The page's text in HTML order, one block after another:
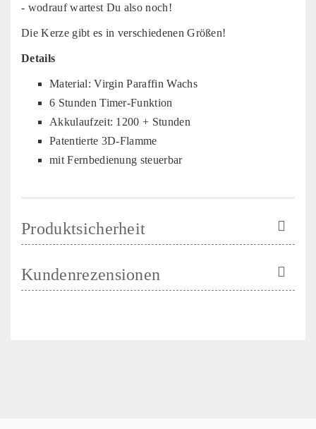
- wodrauf wartest Du also noch!
Die Kerze gibt es in verschiedenen Größen!
Details
Material: Virgin Paraffin Wachs
6 Stunden Timer-Funktion
Akkulaufzeit: 1200 + Stunden
Patentierte 3D-Flamme
mit Fernbedienung steuerbar
Produktsicherheit
Kundenrezensionen